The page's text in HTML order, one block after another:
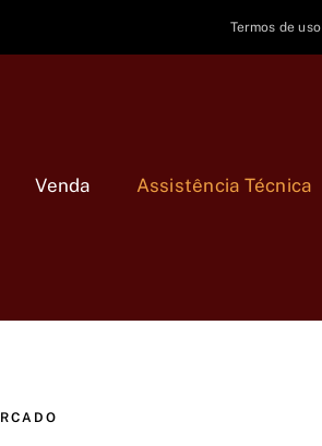
Termos de uso
Venda Assistência Técnica